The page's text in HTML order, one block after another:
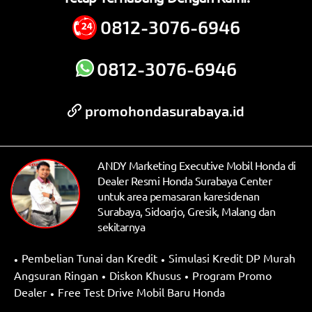
USB Connector
Remote Engine Start
One Push Ignition System
Tilt & Telescopic Steering Wheel
Hands-Free Telephone Switch
3-Mode Drive System (tipe RS)
ECO Assist™
Leather-Wrapped Steering Wheel & Shift
Knob
Automatic Air Conditioning System
Rear AC Ventilation & Double USB Charger
Front Side Air Diffusion Outlet
Seat Upholstery
sebelumnya
New Honda HRV yang dijual disini merupakan
diproduksi secara resmi oleh Honda Indonesia,
di distribusikan oleh Honda Surabaya Center dan
atau 100.000km
0812-3076-6946
0812-3076-6946
promohondasurabaya.id
ANDY Marketing Executive Mobil Honda di
Dealer Resmi Honda Surabaya Center
untuk area pemasaran karesidenan
Surabaya, Sidoarjo, Gresik, Malang dan
sekitarnya
Pembelian Tunai dan Kredit
Simulasi Kredit DP Murah
Angsuran Ringan
Diskon Khusus
Program Promo
Dealer
Free Test Drive Mobil Baru Honda